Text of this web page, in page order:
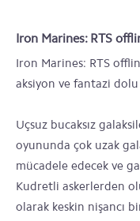
Iron Marines: RTS
Iron Marines: RTS
aksiyon ve fantazi
Uçsuz bucaksız
oyununda çok uzak
mücadele edecek ve
Kudretli askerlerden
olarak keskin nişancı